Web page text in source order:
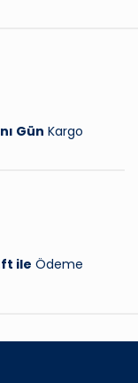
Gün Kargo
ile Ödeme